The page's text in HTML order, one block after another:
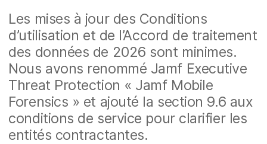
Les mises à jour des Conditions
d’utilisation et de l’Accord de traitement
des données de 2026 sont minimes.
Nous avons renommé Jamf Executive
Threat Protection « Jamf Mobile
Forensics » et ajouté la section 9.6 aux
conditions de service pour clarifier les
entités contractantes.